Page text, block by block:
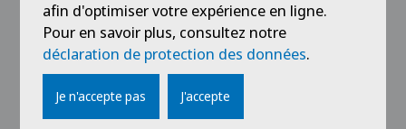
Articles
Assessing the Impact of Positive Surgical
Margins on Mortality in Patients who
afin d'optimiser votre expérience en ligne.
Pour en savoir plus, consultez notre
déclaration de protection des données.
Je n'accepte pas J'accepte